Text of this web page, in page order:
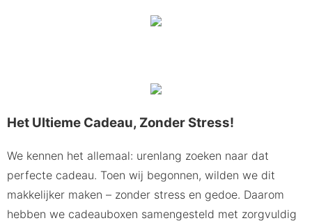
Het Ultieme Cadeau, Zonder Stress!
We kennen het allemaal: urenlang zoeken naar dat
perfecte cadeau. Toen wij begonnen, wilden we dit
makkelijker maken – zonder stress en gedoe. Daarom
hebben we cadeauboxen samengesteld met zorgvuldig